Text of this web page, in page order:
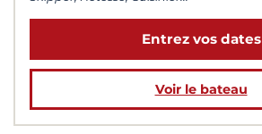
Entrez vos dates
Voir le bateau